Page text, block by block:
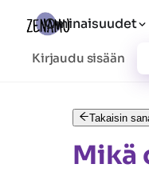
Ominaisuudet
Kirjaudu sisään
Takaisin
Mikä